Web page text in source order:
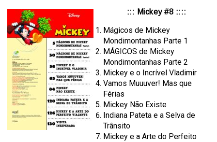
::: Mickey #8 ::::
Mágicos de Mickey
Mondimontanhas Parte 1
MÁGICOS de Mickey
Mondimontanhas Parte 2
Mickey e o Incrível Vladimir
Vamos Muuuver! Mas que
Férias
Mickey Não Existe
Indiana Pateta e a Selva de
Trânsito
Mickey e a Arte do Perfeito